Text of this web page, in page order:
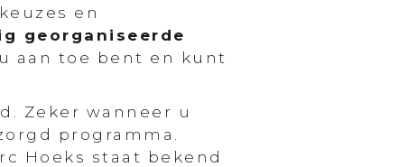
en
georganiseerde
aan toe bent en kunt
Zeker wanneer u
programma.
Hoeks staat bekend